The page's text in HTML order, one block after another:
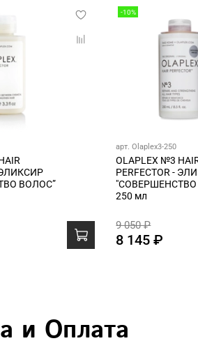
ЭЛИКСИР
ВОЛОС”
-10%
арт. Olaplex3-250
OLAPLEX №3
PERFECTOR -
"СОВЕРШЕНСТВО
250 мл
9 050 ₽
8 145 ₽
и Оплата